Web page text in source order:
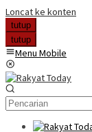
Loncat ke konten
tutup
tutup
Menu Mobile